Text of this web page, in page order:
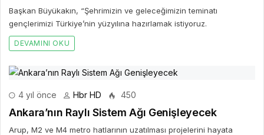
Başkan Büyükakın, “Şehrimizin ve geleceğimizin teminatı
gençlerimizi Türkiye’nin yüzyılına hazırlamak istiyoruz.
DEVAMINI OKU
4 yıl önce Hbr HD 450
Ankara’nın Raylı Sistem Ağı Genişleyecek
Arup, M2 ve M4 metro hatlarının uzatılması projelerini hayata